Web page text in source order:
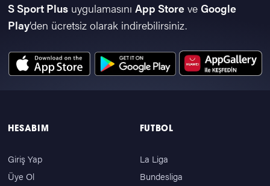
S Sport Plusuygulamasını App Storeve Google
Play’den ücretsiz olarak indirebilirsiniz.
HESABIM
Giriş Yap
Üye Ol
FUTBOL
La Liga
Bundesliga